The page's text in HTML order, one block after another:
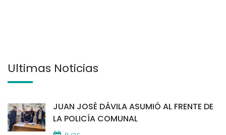
Últimas Noticias
JUAN JOSÉ DÁVILA ASUMIÓ AL FRENTE DE
LA POLICÍA COMUNAL